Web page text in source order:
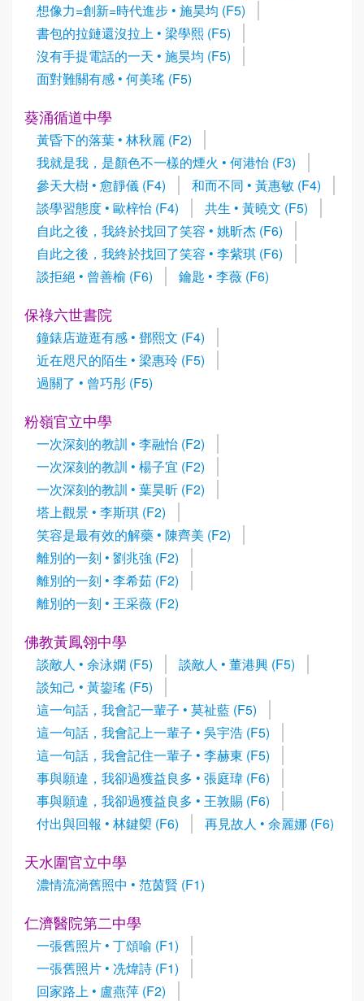
想像力=創新=時代進步 • 施昊均 (F5)
書包的拉鏈還沒拉上 • 梁學熙 (F5)
沒有手提電話的一天 • 施昊均 (F5)
面對難關有感 • 何美瑤 (F5)
葵涌循道中學
黃昏下的落葉 • 林秋麗 (F2)
我就是我，是顏色不一樣的煙火 • 何港怡 (F3)
參天大樹 • 愈靜儀 (F4)
和而不同 • 黃惠敏 (F4)
談學習態度 • 歐梓怡 (F4)
共生 • 黃曉文 (F5)
自此之後，我終於找回了笑容 • 姚昕杰 (F6)
自此之後，我終於找回了笑容 • 李紫琪 (F6)
談拒絕 • 曾善榆 (F6)
鑰匙 • 李薇 (F6)
保祿六世書院
鐘錶店遊逛有感 • 鄧熙文 (F4)
近在咫尺的陌生 • 梁惠玲 (F5)
過關了 • 曾巧彤 (F5)
粉嶺官立中學
一次深刻的教訓 • 李融怡 (F2)
一次深刻的教訓 • 楊子宜 (F2)
一次深刻的教訓 • 葉昊昕 (F2)
塔上觀景 • 李斯琪 (F2)
笑容是最有效的解藥 • 陳齊美 (F2)
離別的一刻 • 劉兆強 (F2)
離別的一刻 • 李希茹 (F2)
離別的一刻 • 王采薇 (F2)
佛教黃鳳翎中學
談敵人 • 余泳嫻 (F5)
談敵人 • 董港興 (F5)
談知己 • 黃鋆瑤 (F5)
這一句話，我會記一輩子 • 莫祉藍 (F5)
這一句話，我會記上一輩子 • 吳宇浩 (F5)
這一句話，我會記住一輩子 • 李赫東 (F5)
事與願違，我卻過獲益良多 • 張庭瑋 (F6)
事與願違，我卻過獲益良多 • 王敦賜 (F6)
付出與回報 • 林鍵㮾 (F6)
再見故人 • 余麗娜 (F6)
天水圍官立中學
濃情流淌舊照中 • 范茵賢 (F1)
仁濟醫院第二中學
一張舊照片 • 丁頌喻 (F1)
一張舊照片 • 冼煒詩 (F1)
回家路上 • 盧燕萍 (F2)